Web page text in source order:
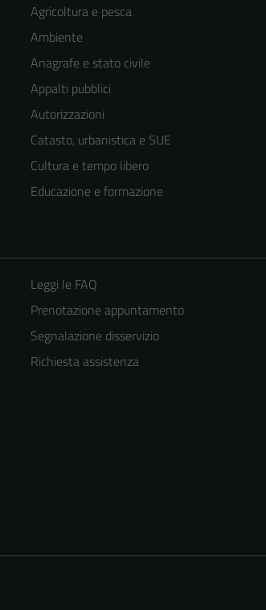
Agricoltura e pesca
Ambiente
Anagrafe e stato civile
Appalti pubblici
Autorizzazioni
Catasto, urbanistica e SUE
Cultura e tempo libero
Educazione e formazione
Leggi le FAQ
Prenotazione appuntamento
Segnalazione disservizio
Richiesta assistenza